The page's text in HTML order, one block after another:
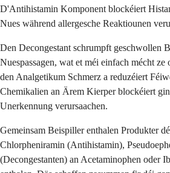
D'Antihistamin Komponent blockéiert
Nues während allergesche Reaktiounen
Den Decongestant schrumpft geschwollen
Nuespassagen, wat et méi einfach mécht
den Analgetikum Schmerz a reduzéiert
Chemikalien an Ärem Kierper blockéiert
Unerkennung verursaachen.
Gemeinsam Beispiller enthalen Produkter
Chlorpheniramin (Antihistamin),
(Decongestanten) an Acetaminophen oder